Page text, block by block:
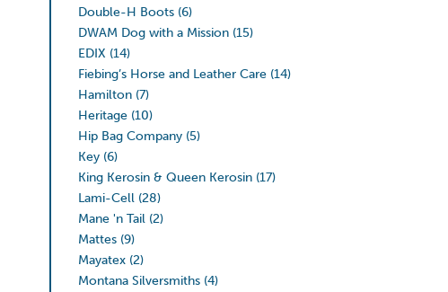
Double-H Boots (6)
DWAM Dog with a Mission (15)
EDIX (14)
Fiebing’s Horse and Leather Care (14)
Hamilton (7)
Heritage (10)
Hip Bag Company (5)
Key (6)
King Kerosin & Queen Kerosin (17)
Lami-Cell (28)
Mane 'n Tail (2)
Mattes (9)
Mayatex (2)
Montana Silversmiths (4)